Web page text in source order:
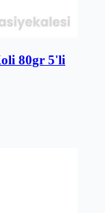
80gr 5'li